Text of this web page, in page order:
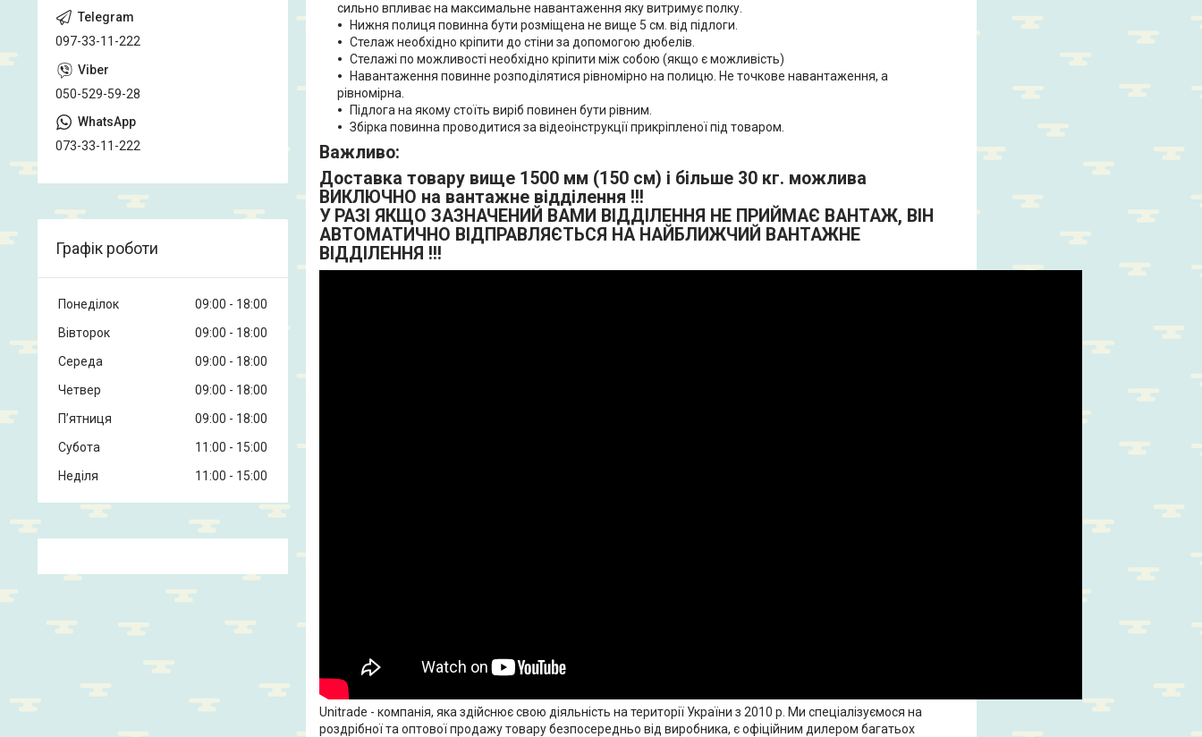
сильно впливає на максимальне навантаження яку витримує полку.
Нижня полиця повинна бути розміщена не вище 5 см. від підлоги.
Стелаж необхідно кріпити до стіни за допомогою дюбелів.
Стелажі по можливості необхідно кріпити між собою (якщо є можливість)
Навантаження повинне розподілятися рівномірно на полицю. Не точкове навантаження, а
рівномірна.
Підлога на якому стоїть виріб повинен бути рівним.
Збірка повинна проводитися за відеоінструкції прикріпленої під товаром.
Важливо:
Доставка товару вище 1500 мм (150 см) і більше 30 кг. можлива
ВИКЛЮЧНО на вантажне відділення !!!
У РАЗІ ЯКЩО ЗАЗНАЧЕНИЙ ВАМИ ВІДДІЛЕННЯ НЕ ПРИЙМАЄ ВАНТАЖ, ВІН
АВТОМАТИЧНО ВІДПРАВЛЯЄТЬСЯ НА НАЙБЛИЖЧИЙ ВАНТАЖНЕ
ВІДДІЛЕННЯ !!!
Unitrade - компанія, яка здійснює свою діяльність на території України з 2010 р. Ми спеціалізуємося на
роздрібної та оптової продажу товару безпосередньо від виробника, є офіційним дилером багатьох
097-33-11-222
050-529-59-28
073-33-11-222
Графік роботи
Понеділок 09:00
18:00
Вівторок
09:00
18:00
Середа
09:00
18:00
Четвер
09:00
18:00
Пʼятниця
09:00
18:00
Субота
11:00
15:00
Неділя
11:00 15:00